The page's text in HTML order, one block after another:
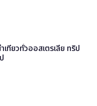
เที่ยวทั่วออสเตรเลีย ทริป